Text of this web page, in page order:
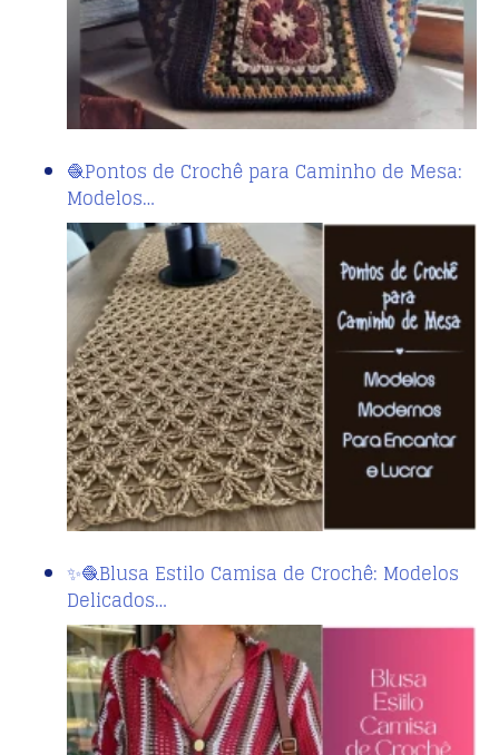
🧶Pontos de Crochê para Caminho de Mesa:
Modelos…
✨🧶Blusa Estilo Camisa de Crochê: Modelos
Delicados…